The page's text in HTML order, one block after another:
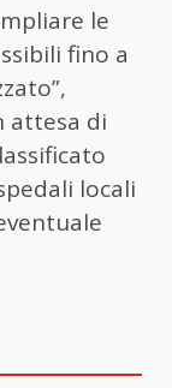
le
fino a
attesa di
locali